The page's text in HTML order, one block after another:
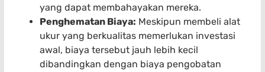
yang dapat membahayakan mereka.
Penghematan Biaya: Meskipun membeli alat
ukur yang berkualitas memerlukan investasi
awal, biaya tersebut jauh lebih kecil
dibandingkan dengan biaya pengobatan